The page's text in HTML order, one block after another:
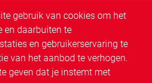
gebruik van cookies om het
en daarbuiten te
en gebruikerservaring te
van het aanbod te verhogen.
geven dat je instemt met